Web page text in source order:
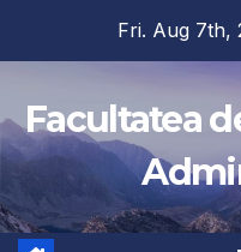
Fri. Aug 7th,
Facultatea